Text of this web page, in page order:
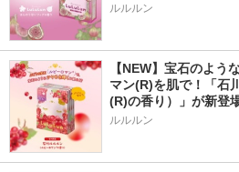
ルルルン
【NEW】宝石のよう
マン(R)を肌で！「石
(R)の香り）」が新登
ルルルン